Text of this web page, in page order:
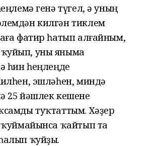
генә түгел, ә уның
килгән тиклем
фатир һатып алғайным,
уны яныма
һин һеңлеңде
эшләһен, миндә
25 йәшлек кешене
туҡтаттым. Хәҙер
ҡуймайынса ҡайтып та
ҡуйҙы.